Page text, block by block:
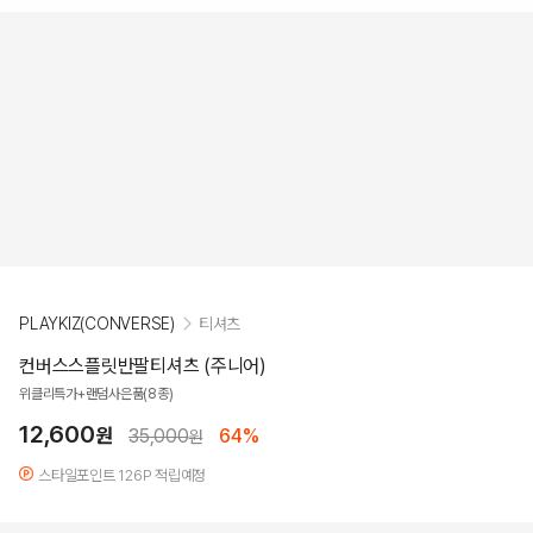
PLAYKIZ(CONVERSE) 티셔츠
컨버스스플릿반팔티셔츠 (주니어)
위클리특가+랜덤사은품(8종)
12,600원 35,000원 64%
스타일포인트 126P 적립예정